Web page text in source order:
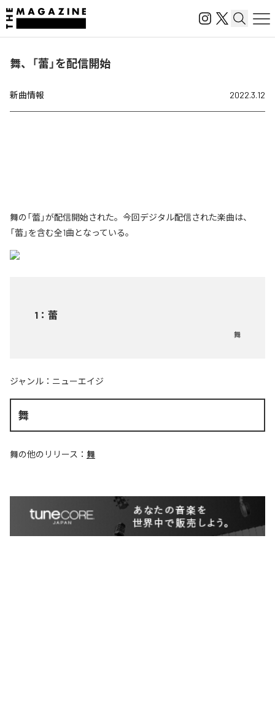
舞、「蕾」を配信開始
新曲情報 2022.3.12
舞の「蕾」が配信開始された。今回デジタル配信された楽曲は、
「蕾」を含む全1曲となっている。
1 ： 蕾
舞
ジャンル： ニューエイジ
舞
舞の他のリリース： 舞